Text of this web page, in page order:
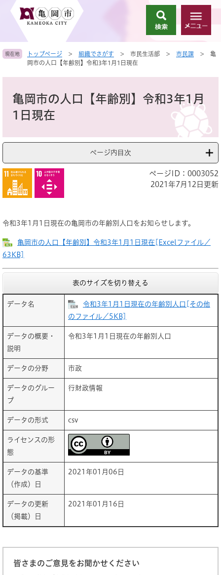
頭
す
飛
し
索
メ
ニ
ー
現在地 トップページ > 組織でさがす > 市民生活部 > 市民課 >
亀
岡市の人口【年齢別】令和3年1月1日現在
亀岡市の人口【年齢別】令和3年1月
1日現在
ページ内目次
ページID：0003052
2021年7月12日更新
令和3年1月1日現在の亀岡市の年齢別人口をお知らせします。
亀岡市の人口【年齢別】令和3年1月1日現在[Excelファイル／
63KB]
表のサイズを切り替える
データ名
令和3年1月1日現在の年齢別人口[その他
のファイル／5KB]
データの概要・
説明
令和3年1月1日現在の年齢別人口
データの分野 市政
データのグルー
プ
行財政情報
データの形式 csv
ライセンスの形
態
データの基準
（作成）日
2021年01月06日
データの更新
（掲載）日
2021年01月16日
皆さまのご意見をお聞かせください